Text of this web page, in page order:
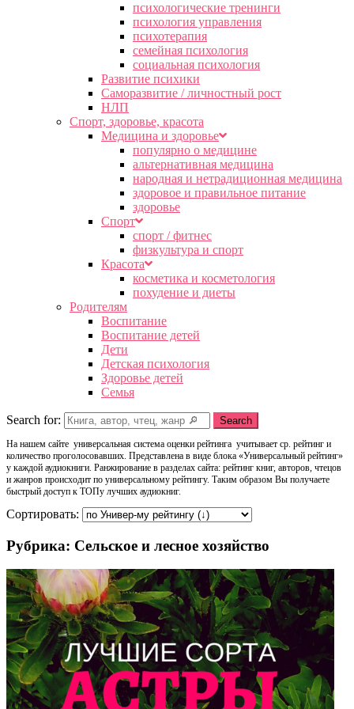
психологические тренинги
психология управления
психотерапия
семейная психология
социальная психология
Развитие психики
Саморазвитие / личностный рост
НЛП
Спорт, здоровье, красота
Медицина и здоровье
популярно о медицине
альтернативная медицина
народная и нетрадиционная медицина
здоровое и правильное питание
здоровье
Спорт
спорт / фитнес
физкультура и спорт
Красота
косметика и косметология
похудение и диеты
Родителям
Воспитание
Воспитание детей
Дети
Детская психология
Здоровье детей
Семья
Search for: Search
На нашем сайте универсальная система оценки рейтинга учитывает ср. рейтинг и
количество проголосовавших. Представлена в виде блока «Универсальный рейтинг»
у каждой аудиокниги. Ранжирование в разделах сайта: рейтинг книг, авторов, чтецов
и жанров происходит по универсальному рейтингу. Таким образом Вы получаете
быстрый доступ к ТОПу лучших аудиокниг.
Сортировать:
Рубрика: Сельское и лесное хозяйство